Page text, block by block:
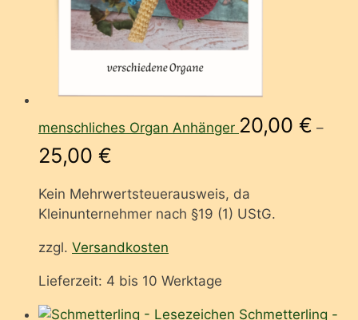
menschliches Organ Anhänger 20,00 € –
25,00 €
Kein Mehrwertsteuerausweis, da
Kleinunternehmer nach §19 (1) UStG.
zzgl. Versandkosten
Lieferzeit: 4 bis 10 Werktage
Schmetterling -